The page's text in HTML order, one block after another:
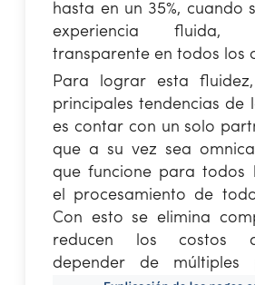
hasta en un 35%, cuando
experiencia
transparente en todos los
Para lograr esta
principales tendencias de
es contar con un solo
que a su vez sea
que funcione para todos
el procesamiento de
Con esto se elimina
reducen los costos
depender de múltiples